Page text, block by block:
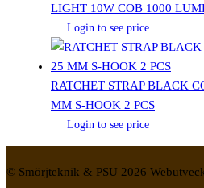
LIGHT 10W COB 1000
Login to see price
RATCHET STRAP BLACK
MM S-HOOK 2 PCS
Login to see price
© Smörjteknik & PSU 2026